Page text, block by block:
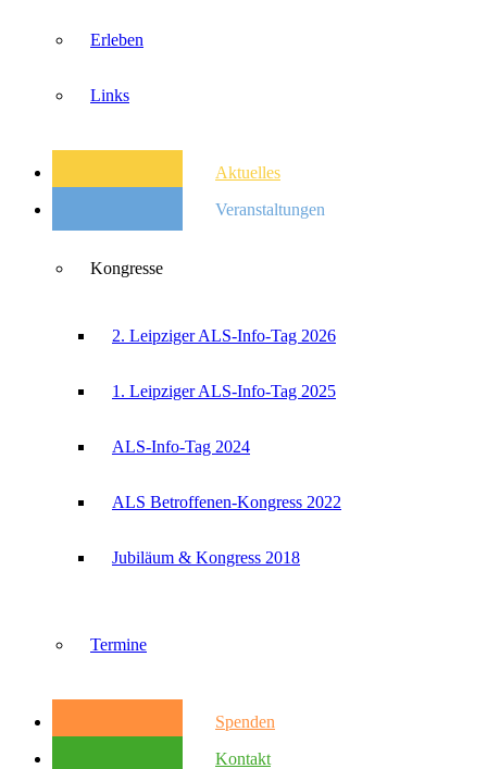
Erleben
Links
Aktuelles
Veranstaltungen
Kongresse
2. Leipziger ALS-Info-Tag 2026
1. Leipziger ALS-Info-Tag 2025
ALS-Info-Tag 2024
ALS Betroffenen-Kongress 2022
Jubiläum & Kongress 2018
Termine
Spenden
Kontakt